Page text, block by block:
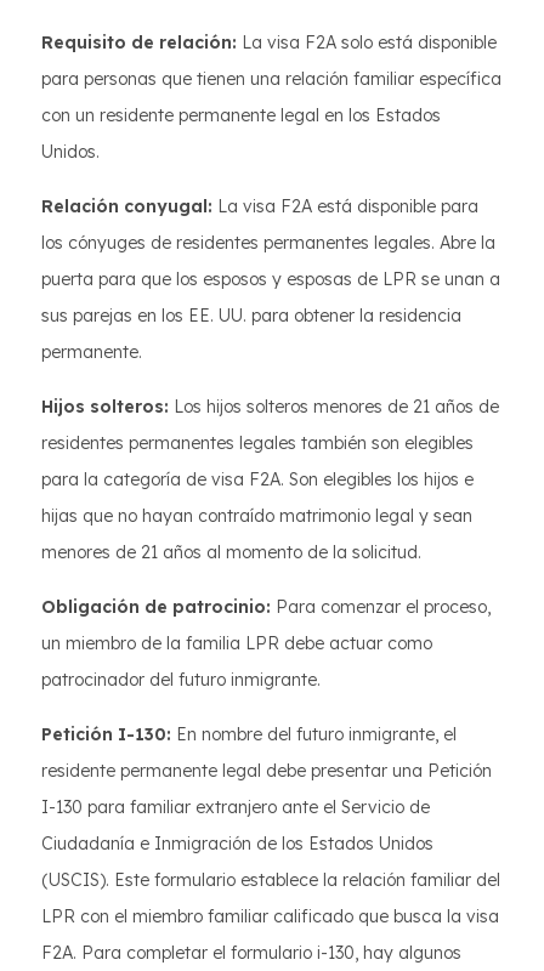
Requisito de relación: La visa F2A solo está disponible
para personas que tienen una relación familiar específica
con un residente permanente legal en los Estados
Unidos.
Relación conyugal: La visa F2A está disponible para
los cónyuges de residentes permanentes legales. Abre la
puerta para que los esposos y esposas de LPR se unan a
sus parejas en los EE. UU. para obtener la residencia
permanente.
Hijos solteros: Los hijos solteros menores de 21 años de
residentes permanentes legales también son elegibles
para la categoría de visa F2A. Son elegibles los hijos e
hijas que no hayan contraído matrimonio legal y sean
menores de 21 años al momento de la solicitud.
Obligación de patrocinio: Para comenzar el proceso,
un miembro de la familia LPR debe actuar como
patrocinador del futuro inmigrante.
Petición I-130: En nombre del futuro inmigrante, el
residente permanente legal debe presentar una Petición
I-130 para familiar extranjero ante el Servicio de
Ciudadanía e Inmigración de los Estados Unidos
(USCIS). Este formulario establece la relación familiar del
LPR con el miembro familiar calificado que busca la visa
F2A. Para completar el formulario i-130, hay algunos